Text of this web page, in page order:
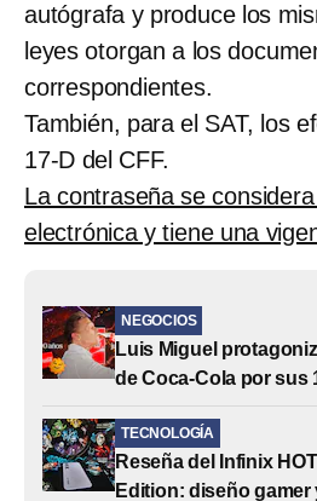
autógrafa y produce los
leyes otorgan a los
correspondientes.
También, para el SAT, los
17-D del CFF.
La contraseña se
electrónica y tiene una
NEGOCIOS
Luis Miguel
de Coca-Cola por sus
TECNOLOGÍA
Reseña del Infinix
Edition: diseño